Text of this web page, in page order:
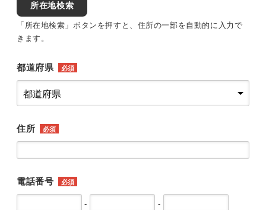
所在地検索
「所在地検索」ボタンを押すと、住所の一部を自動的に入力で
きます。
都道府県 必須
住所 必須
電話番号 必須
-
-